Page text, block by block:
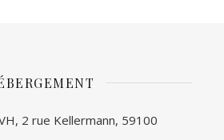
2 rue Kellermann, 59100